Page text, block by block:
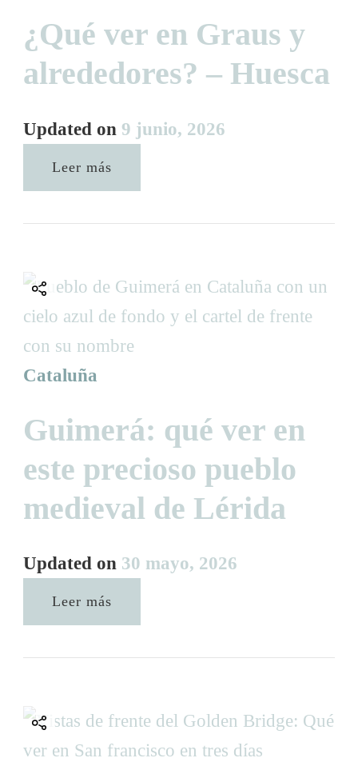
¿Qué ver en Graus y
alrededores? – Huesca
Updated on 9 junio, 2026
Leer más
Cataluña
Guimerá: qué ver en
este precioso pueblo
medieval de Lérida
Updated on 30 mayo, 2026
Leer más